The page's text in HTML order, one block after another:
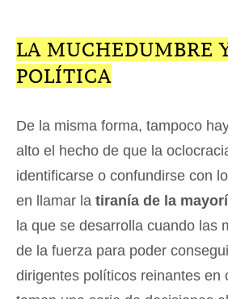
LA MUCHEDUMBRE
POLÍTICA
De la misma forma, tampoco
alto el hecho de que la
identificarse o confundirse con
en llamar la tiranía de la
la que se desarrolla cuando las
de la fuerza para poder
dirigentes políticos reinantes en